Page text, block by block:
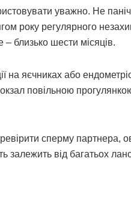
уважно. Не
року регулярного
– близько шести місяців.
яєчниках або
повільною
сперму партнера,
залежить від багатьох